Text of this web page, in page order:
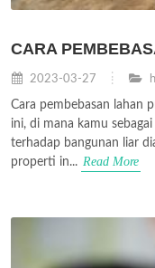
CARA
2023-03-27
Cara pembebasan lahan
ini, di mana kamu
terhadap bangunan liar
properti in... Read More